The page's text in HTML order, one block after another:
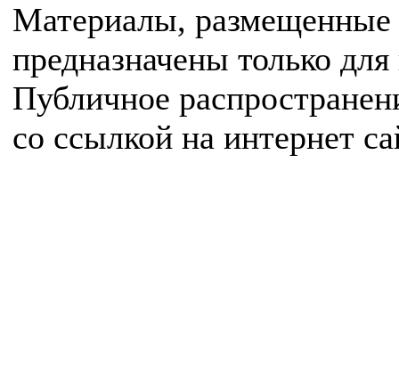
Материалы, размещенные
предназначены только
Публичное
со ссылкой на интернет